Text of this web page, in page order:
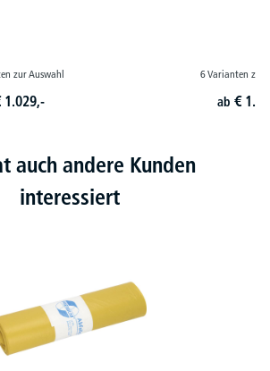
zur Auswahl
1.029,-
6 Varianten zur
ab€
auch andere Kunden
interessiert